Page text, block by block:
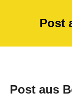
Post
Post aus